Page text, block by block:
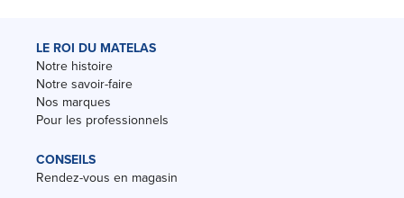
LE ROI DU MATELAS
Notre histoire
Notre savoir-faire
Nos marques
Pour les professionnels
CONSEILS
Rendez-vous en magasin